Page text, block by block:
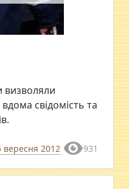
визволяли
свідомість та
вересня 2012 931